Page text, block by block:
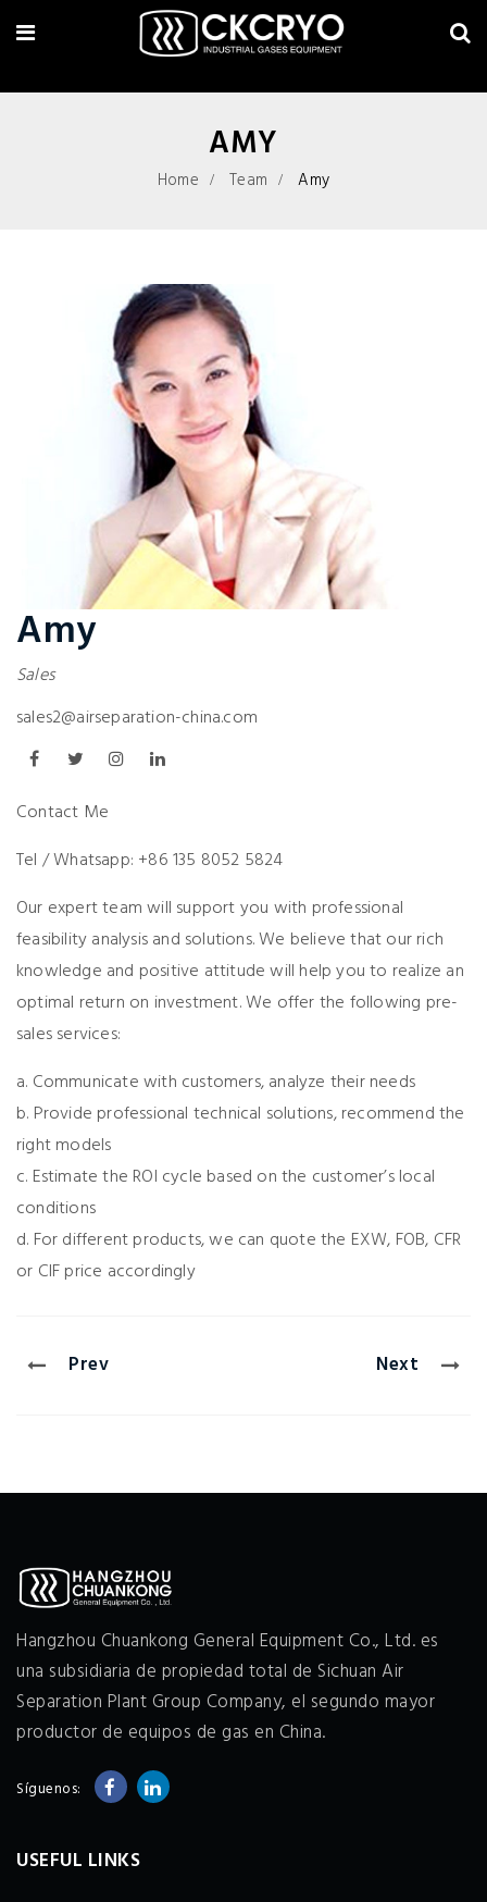
AMY
Home Team Amy
Amy
Sales
sales2@airseparation-china.com
Contact Me
Tel / Whatsapp: +86 135 8052 5824
Our expert team will support you with professional
feasibility analysis and solutions. We believe that our rich
knowledge and positive attitude will help you to realize an
optimal return on investment. We offer the following pre-
sales services:
a. Communicate with customers, analyze their needs
b. Provide professional technical solutions, recommend the
right models
c. Estimate the ROI cycle based on the customer’s local
conditions
d. For different products, we can quote the EXW, FOB, CFR
or CIF price accordingly
Prev Next
Hangzhou Chuankong General Equipment Co., Ltd. es
una subsidiaria de propiedad total de Sichuan Air
Separation Plant Group Company, el segundo mayor
productor de equipos de gas en China.
Síguenos:
USEFUL LINKS